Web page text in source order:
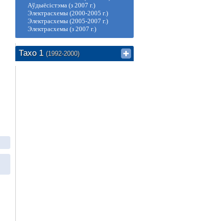
Аўдыёсістэма (з 2007 г.)
Электрасхемы (2000-2005 г.)
Электрасхемы (2005-2007 г.)
Электрасхемы (з 2007 г.)
Тахо 1 (1992-2000)